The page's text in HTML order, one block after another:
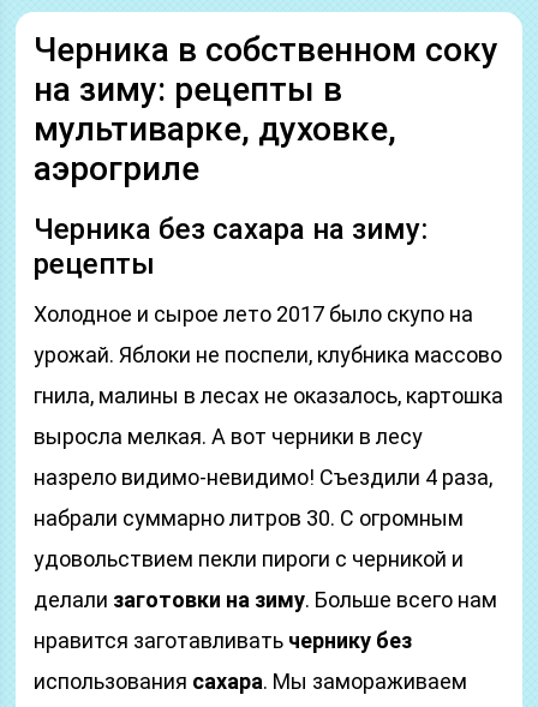
Черника в собственном соку
на зиму: рецепты в
мультиварке, духовке,
аэрогриле
Черника без сахара на зиму:
рецепты
Холодное и сырое лето 2017 было скупо на
урожай. Яблоки не поспели, клубника массово
гнила, малины в лесах не оказалось, картошка
выросла мелкая. А вот черники в лесу
назрело видимо-невидимо! Съездили 4 раза,
набрали суммарно литров 30. С огромным
удовольствием пекли пироги с черникой и
делали заготовки на зиму. Больше всего нам
нравится заготавливать чернику без
использования сахара. Мы замораживаем